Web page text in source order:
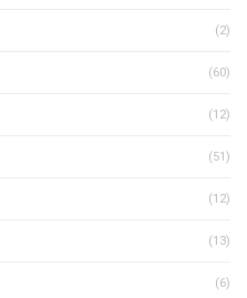
(2)
(60)
(12)
(51)
(12)
(13)
(6)